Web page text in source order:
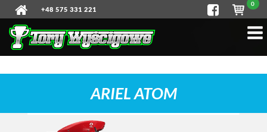
+48 575 331 221
0
ARIEL ATOM